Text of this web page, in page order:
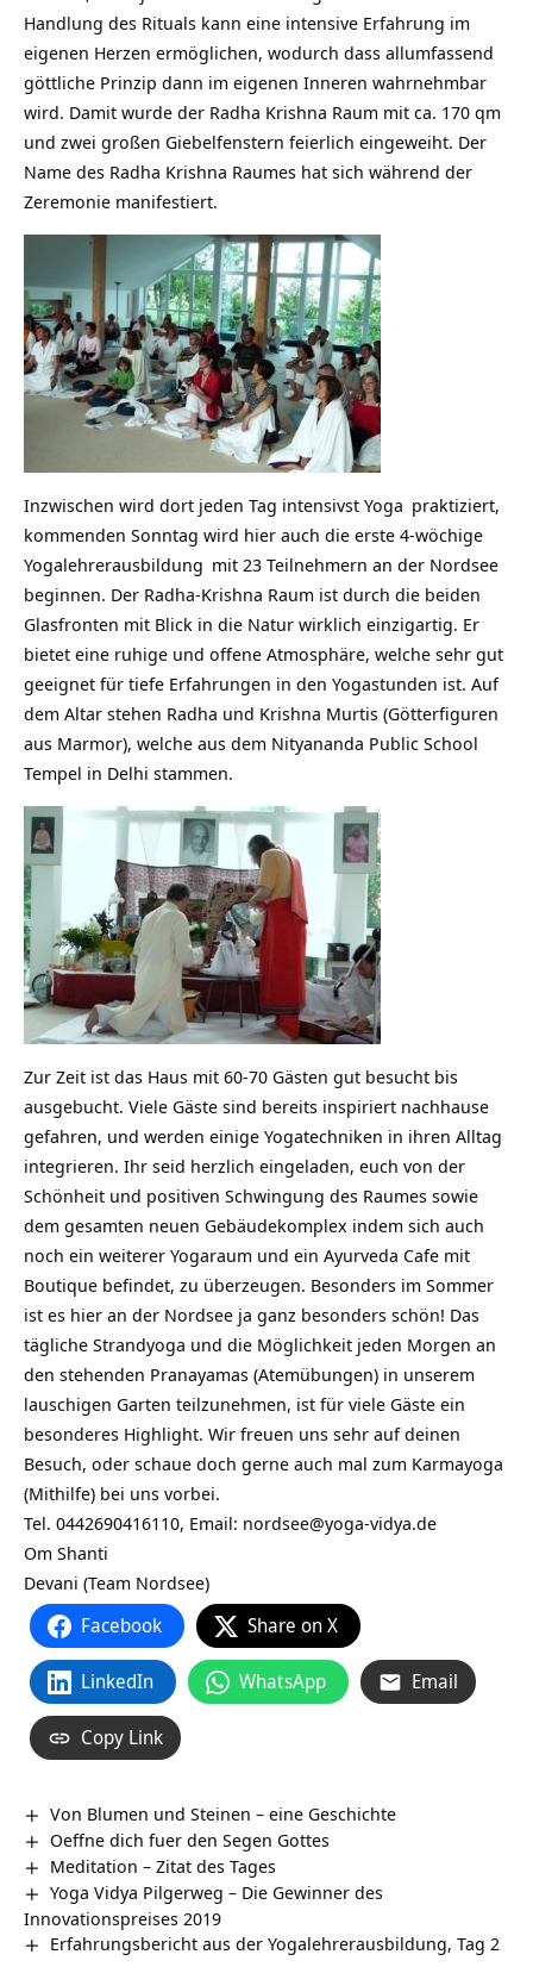
Handlung des Rituals kann eine intensive Erfahrung im
eigenen Herzen ermöglichen, wodurch dass allumfassend
göttliche Prinzip dann im eigenen Inneren wahrnehmbar
wird. Damit wurde der Radha Krishna Raum mit ca. 170 qm
und zwei großen Giebelfenstern feierlich eingeweiht. Der
Name des Radha Krishna Raumes hat sich während der
Zeremonie manifestiert.
Inzwischen wird dort jeden Tag intensivst Yoga praktiziert,
kommenden Sonntag wird hier auch die erste 4-wöchige
Yogalehrerausbildung mit 23 Teilnehmern an der Nordsee
beginnen. Der Radha-Krishna Raum ist durch die beiden
Glasfronten mit Blick in die Natur wirklich einzigartig. Er
bietet eine ruhige und offene Atmosphäre, welche sehr gut
geeignet für tiefe Erfahrungen in den Yogastunden ist. Auf
dem Altar stehen Radha und Krishna Murtis (Götterfiguren
aus Marmor), welche aus dem Nityananda Public School
Tempel in Delhi stammen.
Zur Zeit ist das Haus mit 60-70 Gästen gut besucht bis
ausgebucht. Viele Gäste sind bereits inspiriert nachhause
gefahren, und werden einige Yogatechniken in ihren Alltag
integrieren. Ihr seid herzlich eingeladen, euch von der
Schönheit und positiven Schwingung des Raumes sowie
dem gesamten neuen Gebäudekomplex indem sich auch
noch ein weiterer Yogaraum und ein Ayurveda Cafe mit
Boutique befindet, zu überzeugen. Besonders im Sommer
ist es hier an der Nordsee ja ganz besonders schön! Das
tägliche Strandyoga und die Möglichkeit jeden Morgen an
den stehenden Pranayamas (Atemübungen) in unserem
lauschigen Garten teilzunehmen, ist für viele Gäste ein
besonderes Highlight. Wir freuen uns sehr auf deinen
Besuch, oder schaue doch gerne auch mal zum Karmayoga
(Mithilfe) bei uns vorbei.
Tel. 0442690416110, Email: nordsee@yoga-vidya.de
Om Shanti
Devani (Team Nordsee)
Facebook Share on X
LinkedIn WhatsApp Email
Copy Link
Von Blumen und Steinen – eine Geschichte
Oeffne dich fuer den Segen Gottes
Meditation – Zitat des Tages
Yoga Vidya Pilgerweg – Die Gewinner des
Innovationspreises 2019
Erfahrungsbericht aus der Yogalehrerausbildung, Tag 2